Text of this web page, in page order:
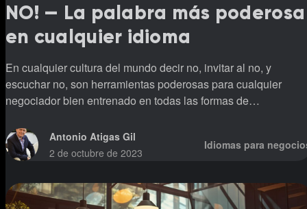
NO! — La palabra más poderosa
en cualquier idioma
En cualquier cultura del mundo decir no, invitar al no, y
escuchar no, son herramientas poderosas para cualquier
negociador bien entrenado en todas las formas de
Antonio Atigas Gil
2 de octubre de 2023
Idiomas para